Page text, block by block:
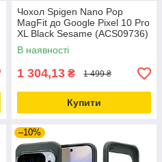
Чохол Spigen Nano Pop
MagFit до Google Pixel 10 Pro
XL Black Sesame (ACS09736)
В наявності
1 304,13 ₴ 1 499 ₴
Купити
–10%